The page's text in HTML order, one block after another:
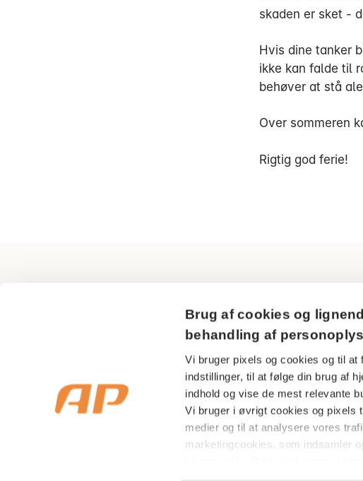
Brug af cookies og
behandling af
Vi bruger pixels og cookies og til
indstillinger, til at følge din brug af
indhold og vise de mest relevante
Vi bruger i øvrigt cookies og pixels
medier og til at analysere vores
marketingcookies, som indsamler
skaden er sket -
Hvis dine tanker
ikke kan falde til
behøver at stå
Over sommeren
Rigtig god ferie!
Ring
Følg
AP Pension
Sundkrogsgade 29
2150 Nordhavn
CVR nr 18 53 08 99